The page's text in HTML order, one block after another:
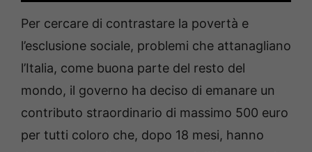
Per cercare di contrastare la povertà e
l’esclusione sociale, problemi che attanagliano
l’Italia, come buona parte del resto del
mondo, il governo ha deciso di emanare un
contributo straordinario di massimo 500 euro
per tutti coloro che, dopo 18 mesi, hanno